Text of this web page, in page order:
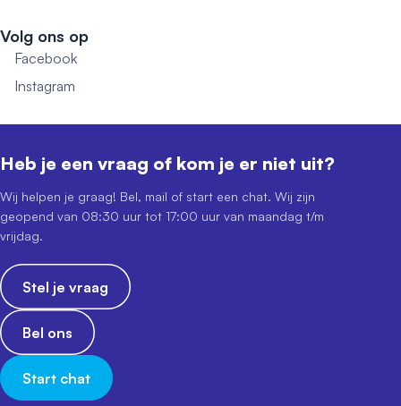
Volg ons op
Facebook
Instagram
Heb je een vraag of kom je er niet uit?
Wij helpen je graag! Bel, mail of start een chat. Wij zijn
geopend van 08:30 uur tot 17:00 uur van maandag t/m
vrijdag.
Stel je vraag
Bel ons
Start chat